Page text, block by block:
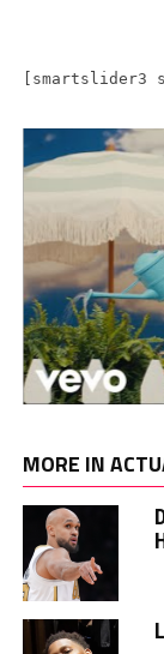
[smartslider3
MORE IN